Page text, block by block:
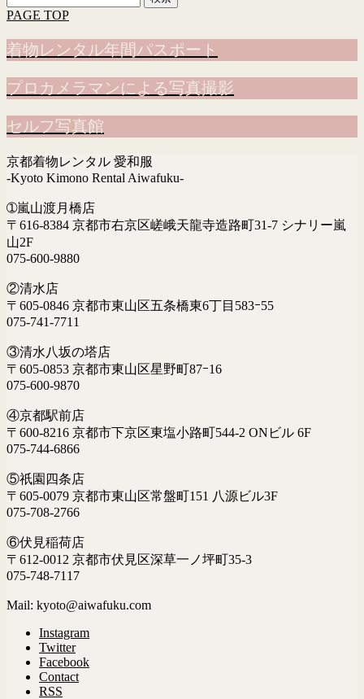
索:
PAGE TOP
着物レンタル年間パスポート
プロカメラマンによる写真撮影
セルフ写真館
京都着物レンタル 愛和服
-Kyoto Kimono Rental Aiwafuku-
➀嵐山渡月橋店
〒616-8384 京都市右京区嵯峨天龍寺造路町31-7 シナリー嵐
山2F
075-600-9880
②清水店
〒605-0846 京都市東山区五条橋東6丁目583ｰ55
075-741-7711
③清水八坂の塔店
〒605-0853 京都市東山区星野町87ｰ16
075-600-9870
④京都駅前店
〒600-8216 京都市下京区東塩小路町544-2 ONビル 6F
075-744-6866
⑤祇園四条店
〒605-0079 京都市東山区常盤町151 八源ビル3F
075-708-2766
⑥伏見稲荷店
〒612-0012 京都市伏見区深草一ノ坪町35-3
075-748-7117
Mail: kyoto@aiwafuku.com
Instagram
Twitter
Facebook
Contact
RSS